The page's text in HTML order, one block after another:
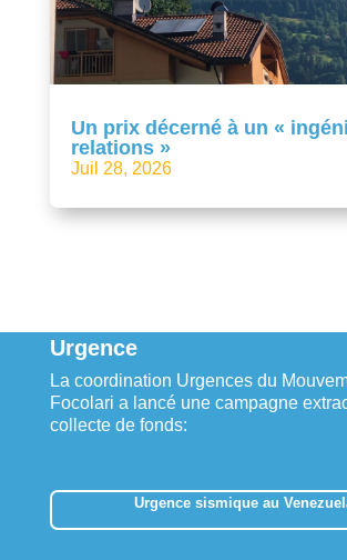
Un prix décerné à un «
relations »
Juil 28, 2026
Urgence
La coordination Urgences du
Focolari a lancé une campagne
collecte de fonds:
Urgence sismique au